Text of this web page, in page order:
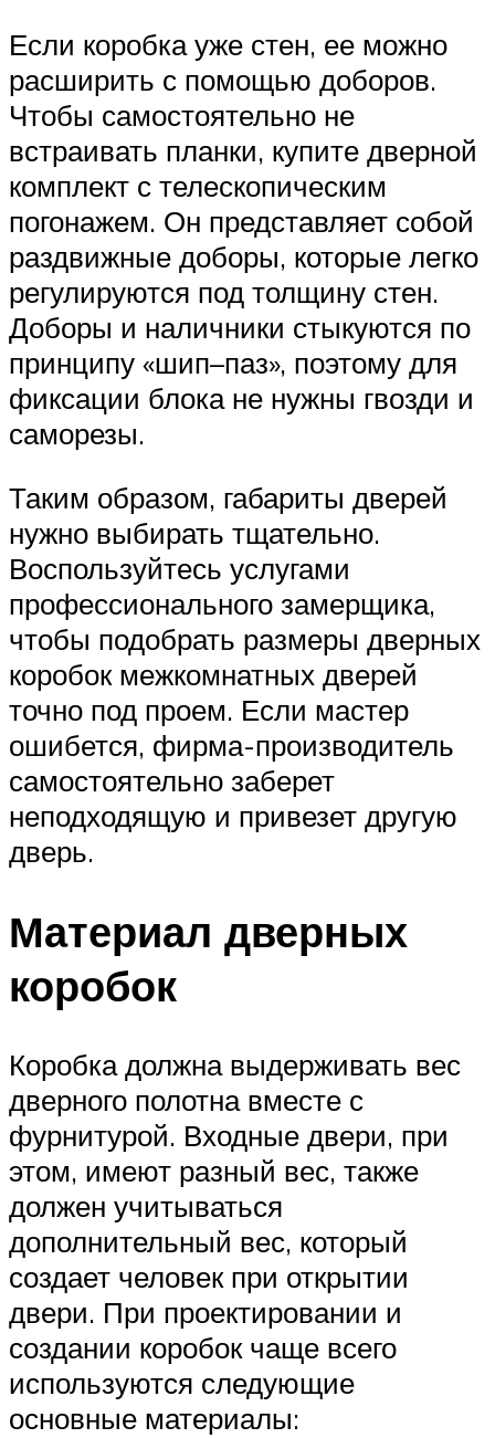
Если коробка уже стен, ее можно
расширить с помощью доборов.
Чтобы самостоятельно не
встраивать планки, купите дверной
комплект с телескопическим
погонажем. Он представляет собой
раздвижные доборы, которые легко
регулируются под толщину стен.
Доборы и наличники стыкуются по
принципу «шип–паз», поэтому для
фиксации блока не нужны гвозди и
саморезы.
Таким образом, габариты дверей
нужно выбирать тщательно.
Воспользуйтесь услугами
профессионального замерщика,
чтобы подобрать размеры дверных
коробок межкомнатных дверей
точно под проем. Если мастер
ошибется, фирма-производитель
самостоятельно заберет
неподходящую и привезет другую
дверь.
Материал дверных
коробок
Коробка должна выдерживать вес
дверного полотна вместе с
фурнитурой. Входные двери, при
этом, имеют разный вес, также
должен учитываться
дополнительный вес, который
создает человек при открытии
двери. При проектировании и
создании коробок чаще всего
используются следующие
основные материалы: